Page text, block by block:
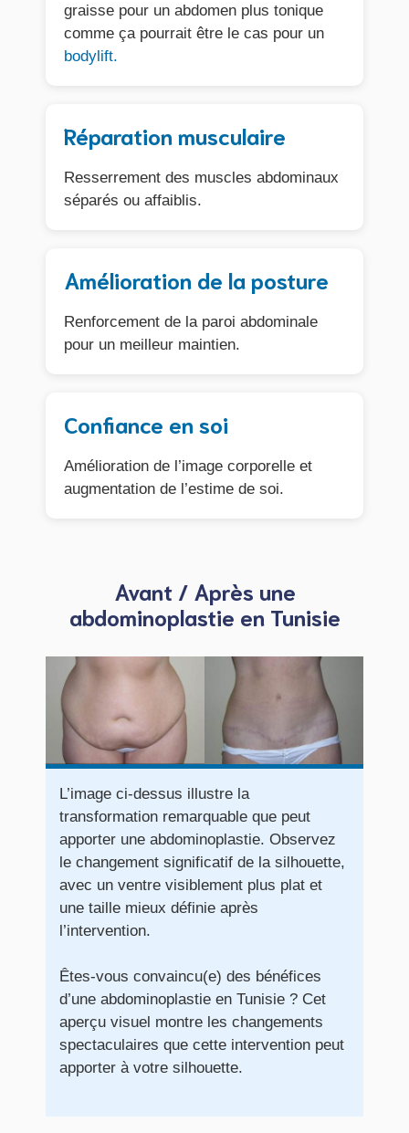
graisse pour un abdomen plus tonique
comme ça pourrait être le cas pour un
bodylift.
Réparation musculaire
Resserrement des muscles abdominaux
séparés ou affaiblis.
Amélioration de la posture
Renforcement de la paroi abdominale
pour un meilleur maintien.
Confiance en soi
Amélioration de l’image corporelle et
augmentation de l’estime de soi.
Avant / Après une
abdominoplastie en Tunisie
L’image ci-dessus illustre la
transformation remarquable que peut
apporter une abdominoplastie. Observez
le changement significatif de la silhouette,
avec un ventre visiblement plus plat et
une taille mieux définie après
l’intervention.
Êtes-vous convaincu(e) des bénéfices
d’une abdominoplastie en Tunisie ? Cet
aperçu visuel montre les changements
spectaculaires que cette intervention peut
apporter à votre silhouette.